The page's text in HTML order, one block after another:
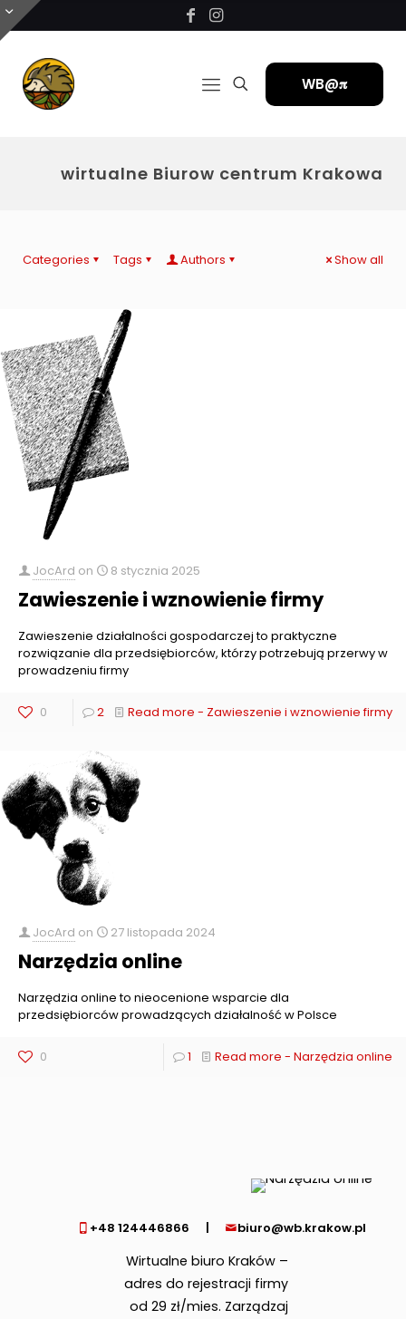
WB@𝛑
wirtualne Biurow centrum Krakowa
Categories Tags Authors Show all
JocArd on 8 stycznia 2025
Zawieszenie i wznowienie firmy
Zawieszenie działalności gospodarczej to praktyczne
rozwiązanie dla przedsiębiorców, którzy potrzebują przerwy w
prowadzeniu firmy
0 2 Read more - Zawieszenie i wznowienie firmy
JocArd on 27 listopada 2024
Narzędzia online
Narzędzia online to nieocenione wsparcie dla
przedsiębiorców prowadzących działalność w Polsce
0 1 Read more - Narzędzia online
+48 124446866 | biuro@wb.krakow.pl
Wirtualne biuro Kraków –
adres do rejestracji firmy
od 29 zł/mies. Zarządzaj